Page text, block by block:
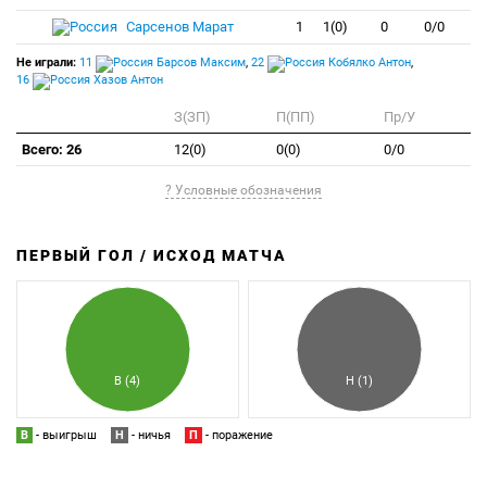
Сарсенов Марат
1 1(0) 0 0/0
Не играли: 11 Барсов Максим, 22 Кобялко Антон,
16
Хазов Антон
З(ЗП) П(ПП)
Пр/У
Всего: 26
12(0) 0(0) 0/0
? Условные обозначения
ПЕРВЫЙ ГОЛ / ИСХОД МАТЧА
В (4) Н (1)
В - выигрыш Н - ничья П - поражение